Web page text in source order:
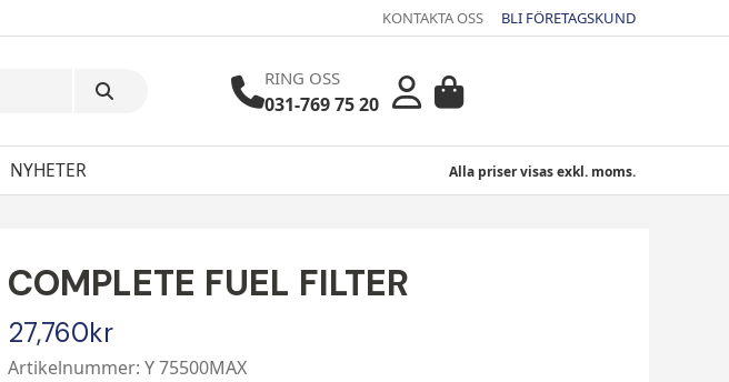
KONTAKTA OSS BLI FÖRETAGSKUND
RING OSS
031-769 75 20
NYHETER Alla priser visas exkl. moms.
COMPLETE FUEL FILTER
27,760kr
Artikelnummer: Y 75500MAX